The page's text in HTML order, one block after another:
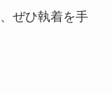
ぜひ執着を手